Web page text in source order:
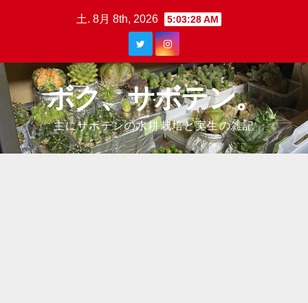
土. 8月 8th, 2026 5:03:29 AM
ボク、サボテン。
主にサボテンの水耕栽培と実生の雑記